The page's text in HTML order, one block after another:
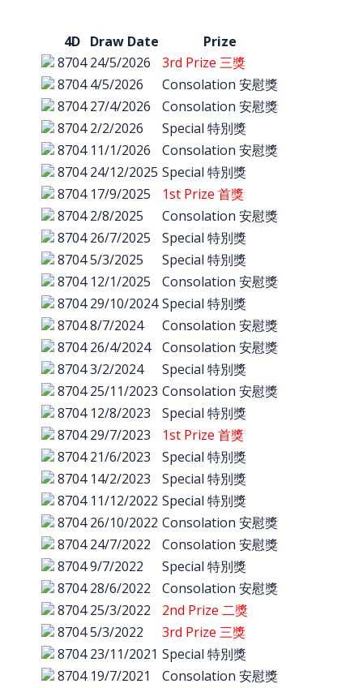
4D Draw Date
Prize
8704 24/5/2026
3rd Prize 三獎
8704 4/5/2026
Consolation 安慰獎
8704 27/4/2026
Consolation 安慰獎
8704 2/2/2026
Special 特別獎
8704 11/1/2026
Consolation 安慰獎
8704 24/12/2025 Special 特別獎
8704 17/9/2025
1st Prize 首獎
8704 2/8/2025
Consolation 安慰獎
8704 26/7/2025
Special 特別獎
87045/3/2025
Special 特別獎
8704 12/1/2025
Consolation 安慰獎
8704 29/10/2024 Special 特別獎
87048/7/2024
Consolation 安慰獎
8704 26/4/2024
Consolation 安慰獎
87043/2/2024
Special 特別獎
8704 25/11/2023 Consolation 安慰獎
8704 12/8/2023
Special 特別獎
8704 29/7/2023
1st Prize 首獎
8704 21/6/2023
Special 特別獎
8704 14/2/2023
Special 特別獎
8704 11/12/2022 Special 特別獎
8704 26/10/2022 Consolation 安慰獎
8704 24/7/2022
Consolation 安慰獎
87049/7/2022
Special 特別獎
8704 28/6/2022
Consolation 安慰獎
8704 25/3/2022
2nd Prize 二獎
87045/3/2022
3rd Prize 三獎
8704 23/11/2021 Special 特別獎
8704 19/7/2021
Consolation 安慰獎